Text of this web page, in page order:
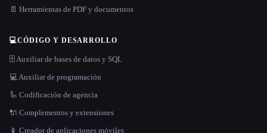
📄 Herramientas de PDF y documentos
💻CÓDIGO Y DESARROLLO
🗄️ Auxiliar de bases de datos y SQL
💻 Auxiliar de programación
🦾 Codificación de agencia
🔌 Complementos y extensiones
📱 Creador de aplicaciones móviles